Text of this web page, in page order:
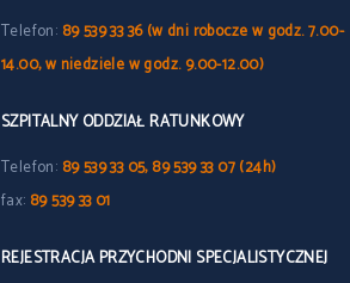
Telefon: 89 539 33 36 (w dni robocze w godz. 7.00-
14.00, w niedziele w godz. 9.00-12.00)
SZPITALNY ODDZIAŁ RATUNKOWY
Telefon: 89 539 33 05, 89 539 33 07 (24h)
fax: 89 539 33 01
REJESTRACJA PRZYCHODNI SPECJALISTYCZNEJ